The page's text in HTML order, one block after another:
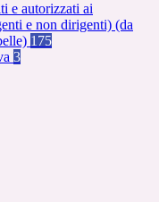
e autorizzati ai
e non dirigenti) (da
175
3